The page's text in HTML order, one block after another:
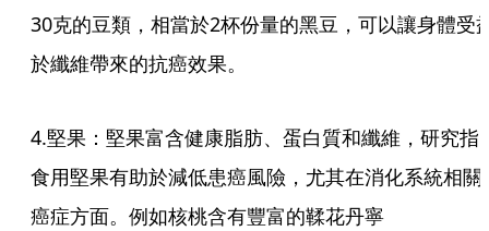
30克的豆類，相當於2杯份量的黑豆，可以讓身體受
於纖維帶來的抗癌效果。
4.堅果：堅果富含健康脂肪、蛋白質和纖維，研究指
食用堅果有助於減低患癌風險，尤其在消化系統相關
癌症方面。例如核桃含有豐富的鞣花丹寧